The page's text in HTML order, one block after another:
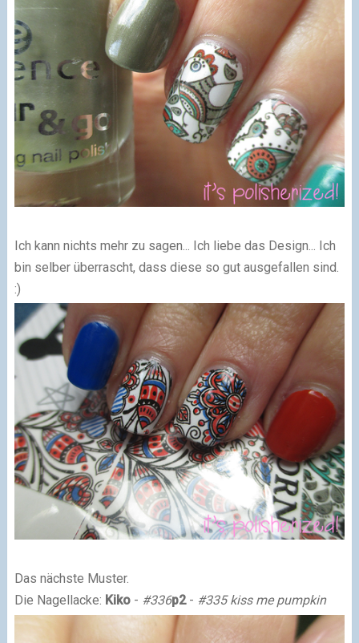
Ich kann nichts mehr zu sagen... Ich liebe das Design... Ich
bin selber überrascht, dass diese so gut ausgefallen sind.
:)
Das nächste Muster.
Die Nagellacke: Kiko- #336p2- #335 kiss me pumpkin